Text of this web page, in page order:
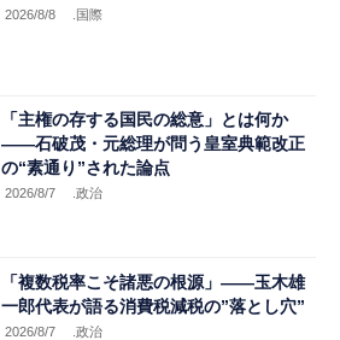
2026/8/8 .国際
「主権の存する国民の総意」とは何か
――石破茂・元総理が問う皇室典範改正
の“素通り”された論点
2026/8/7 .政治
「複数税率こそ諸悪の根源」――玉木雄
一郎代表が語る消費税減税の”落とし穴”
2026/8/7 .政治